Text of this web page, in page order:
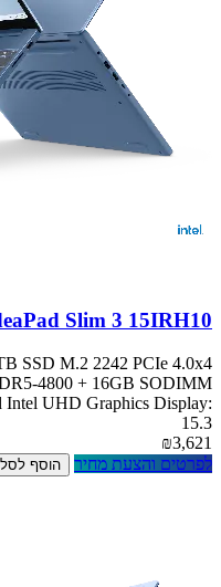
Slim 3 15IRH10
SSD M.2 2242 PCIe 4.0x4
4800 + 16GB SODIMM
Intel UHD Graphics Display:
15.3
₪3,621
לפרטים והצעת מחיר
הוסף